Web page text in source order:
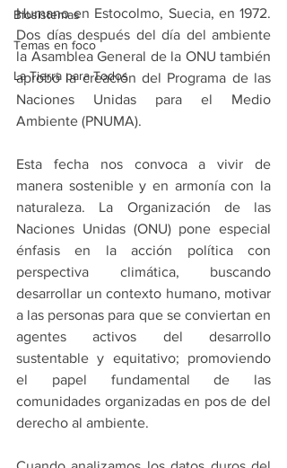
Biosistemas
Temas en foco
La Tierra para Todos
Humano en Estocolmo, Suecia, en 1972.
Dos días después del día del ambiente
la Asamblea General de la ONU también
aprobó la creación del Programa de las
Naciones Unidas para el Medio
Ambiente (PNUMA).
Esta fecha nos convoca a vivir de
manera sostenible y en armonía con la
naturaleza. La Organización de las
Naciones Unidas (ONU) pone especial
énfasis en la acción política con
perspectiva climática, buscando
desarrollar un contexto humano, motivar
a las personas para que se conviertan en
agentes activos del desarrollo
sustentable y equitativo; promoviendo
el papel fundamental de las
comunidades organizadas en pos de del
derecho al ambiente.